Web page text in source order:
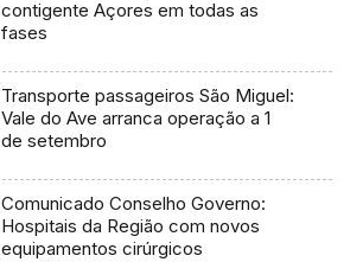
contigente Açores em todas as
fases
Transporte passageiros São Miguel:
Vale do Ave arranca operação a 1
de setembro
Comunicado Conselho Governo:
Hospitais da Região com novos
equipamentos cirúrgicos